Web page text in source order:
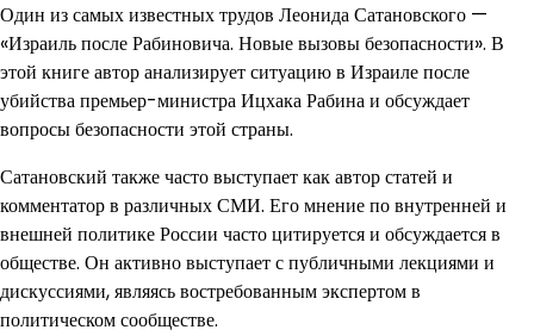
Один из самых известных трудов Леонида Сатановского —
«Израиль после Рабиновича. Новые вызовы безопасности». В
этой книге автор анализирует ситуацию в Израиле после
убийства премьер-министра Ицхака Рабина и обсуждает
вопросы безопасности этой страны.
Сатановский также часто выступает как автор статей и
комментатор в различных СМИ. Его мнение по внутренней и
внешней политике России часто цитируется и обсуждается в
обществе. Он активно выступает с публичными лекциями и
дискуссиями, являясь востребованным экспертом в
политическом сообществе.